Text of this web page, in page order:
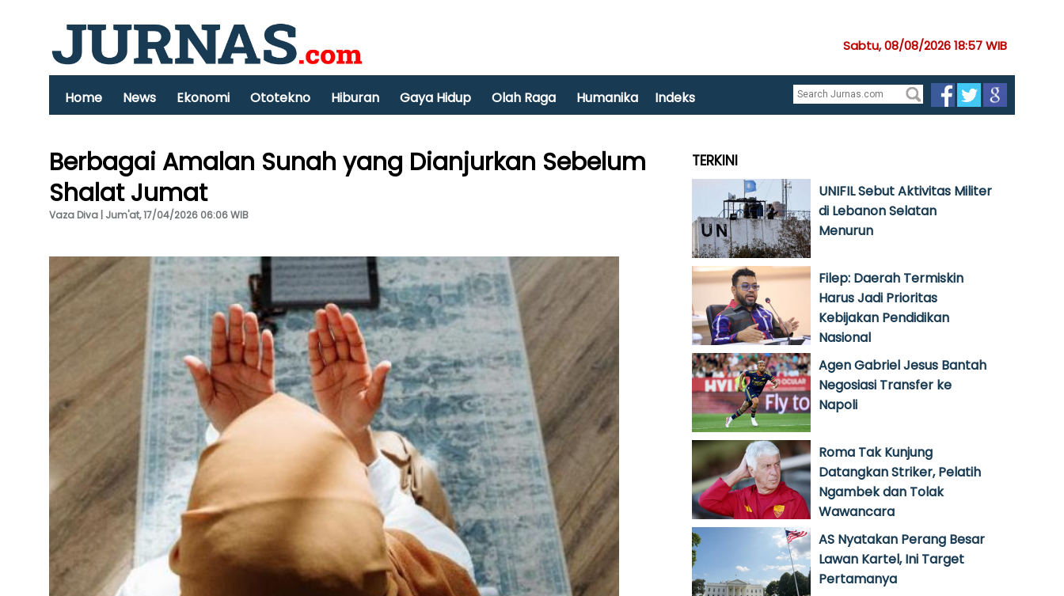
Sabtu, 08/08/2026 18:57 WIB
Home News Ekonomi Ototekno Hiburan Gaya Hidup Olah Raga Humanika Indeks
Berbagai Amalan Sunah yang Dianjurkan Sebelum
Shalat Jumat
Vaza Diva | Jum'at, 17/04/2026 06:06 WIB
TERKINI
UNIFIL Sebut Aktivitas Militer
di Lebanon Selatan
Menurun
Filep: Daerah Termiskin
Harus Jadi Prioritas
Kebijakan Pendidikan
Nasional
Agen Gabriel Jesus Bantah
Negosiasi Transfer ke
Napoli
Roma Tak Kunjung
Datangkan Striker, Pelatih
Ngambek dan Tolak
Wawancara
AS Nyatakan Perang Besar
Lawan Kartel, Ini Target
Pertamanya